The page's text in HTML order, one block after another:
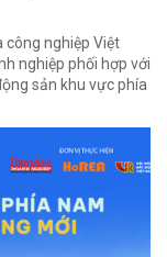
nghiệp Việt
nghiệp phối hợp với
sản khu vực phía